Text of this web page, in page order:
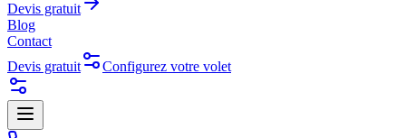
Devis gratuit
Blog
Contact
Devis gratuit
Configurez votre volet